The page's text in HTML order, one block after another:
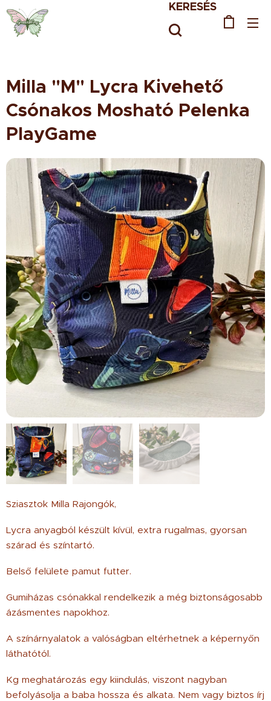
KERESÉS
Milla "M" Lycra Kivehető
Csónakos Mosható Pelenka
PlayGame
Sziasztok Milla Rajongók,
Lycra anyagból készült kívül, extra rugalmas, gyorsan
szárad és színtartó.
Belső felülete pamut futter.
Gumiházas csónakkal rendelkezik a még biztonságosabb
ázásmentes napokhoz.
A színárnyalatok a valóságban eltérhetnek a képernyőn
láthatótól.
Kg meghatározás egy kiindulás, viszont nagyban
befolyásolja a baba hossza és alkata. Nem vagy biztos írj